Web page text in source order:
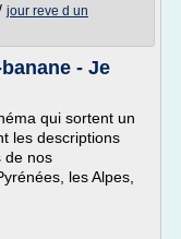
jour reve d un
- Je
qui sortent un
les descriptions
de nos
les Alpes,